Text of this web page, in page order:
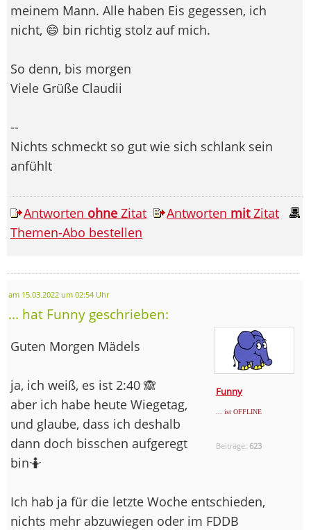
meinem Mann. Alle haben Eis gegessen, ich
nicht, 😄 bin richtig stolz auf mich.
So denn, bis morgen
Viele Grüße Claudii
--
Nichts schmeckt so gut wie sich schlank sein
anfühlt
Antworten ohne Zitat Antworten mitZitat
Themen-Abo bestellen
am 15.03.2022 um 02:54 Uhr
... hat Funny geschrieben:
Funny
... ist OFFLINE
Beiträge:623
Guten Morgen Mädels
ja, ich weiß, es ist 2:40 🙈
aber ich habe heute Wiegetag,
und glaube, dass ich deshalb
dann doch bisschen aufgeregt
bin🤷
Ich hab ja für die letzte Woche entschieden,
nichts mehr abzuwiegen oder im FDDB